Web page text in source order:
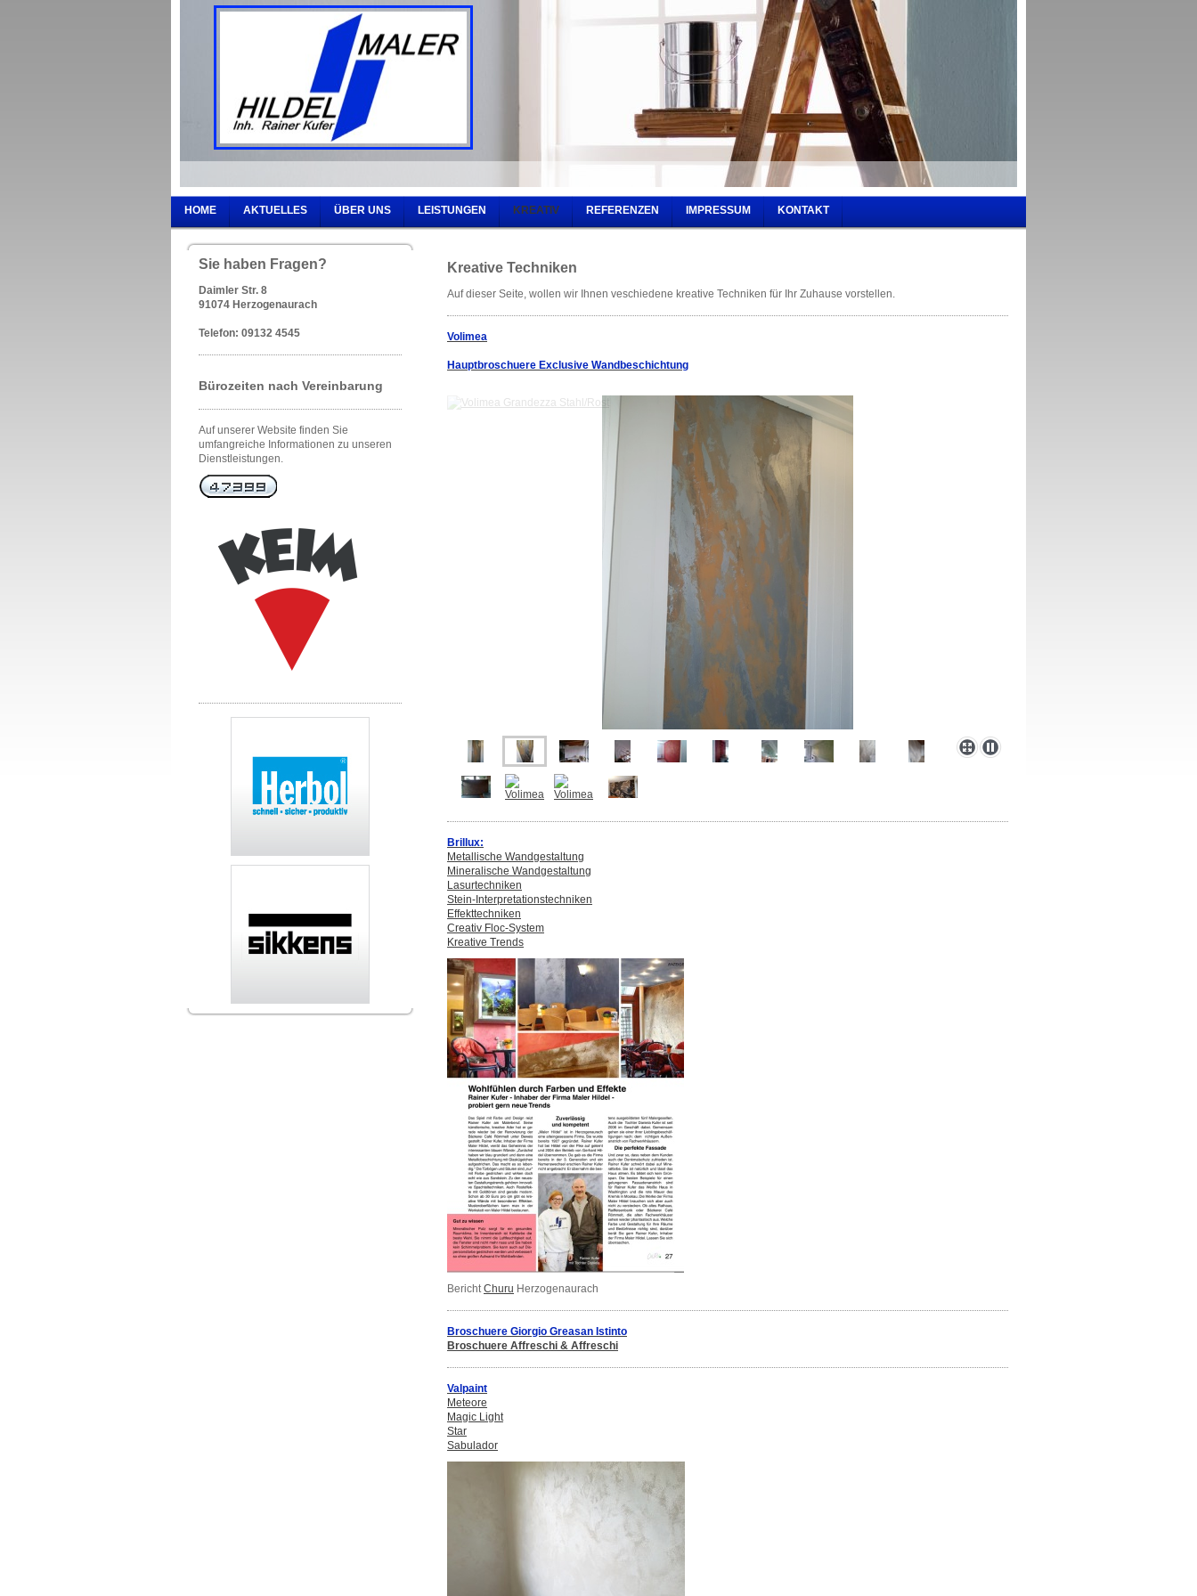
HOME AKTUELLES ÜBER UNS LEISTUNGEN KREATIV REFERENZEN IMPRESSUM KONTAKT
Sie haben Fragen?
Daimler Str. 8
91074 Herzogenaurach
Telefon: 09132 4545
Bürozeiten nach Vereinbarung
Auf unserer Website finden Sie
umfangreiche Informationen zu unseren
Dienstleistungen.
Kreative Techniken
Auf dieser Seite, wollen wir Ihnen veschiedene kreative Techniken für Ihr Zuhause vorstellen.
Volimea
Hauptbroschuere Exclusive Wandbeschichtung
Brillux:
Metallische Wandgestaltung
Mineralische Wandgestaltung
Lasurtechniken
Stein-Interpretationstechniken
Effekttechniken
Creativ Floc-System
Kreative Trends
BerichtChuru Herzogenaurach
Broschuere Giorgio Greasan Istinto
Broschuere Affreschi & Affreschi
Valpaint
Meteore
Magic Light
Star
Sabulador